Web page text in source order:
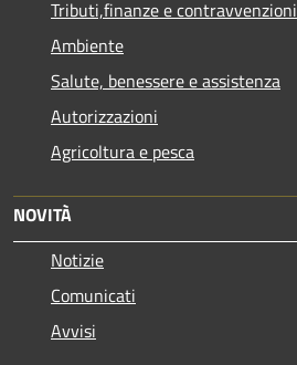
Tributi,finanze e contravvenzioni
Ambiente
Salute, benessere e assistenza
Autorizzazioni
Agricoltura e pesca
NOVITÀ
Notizie
Comunicati
Avvisi